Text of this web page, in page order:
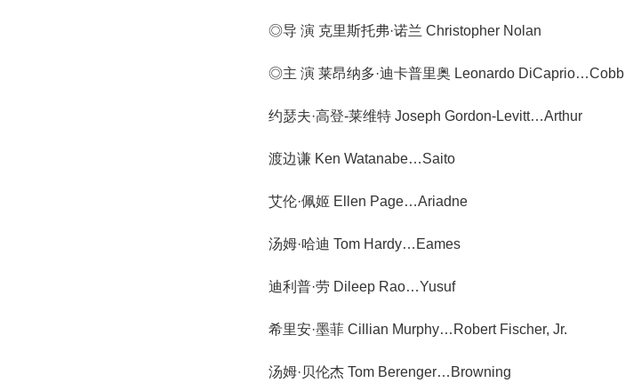
◎导 演 克里斯托弗·诺兰 Christopher Nolan
◎主 演 莱昂纳多·迪卡普里奥 Leonardo DiCaprio…Cobb
约瑟夫·高登-莱维特 Joseph Gordon-Levitt…Arthur
渡边谦 Ken Watanabe…Saito
艾伦·佩姬 Ellen Page…Ariadne
汤姆·哈迪 Tom Hardy…Eames
迪利普·劳 Dileep Rao…Yusuf
希里安·墨菲 Cillian Murphy…Robert Fischer, Jr.
汤姆·贝伦杰 Tom Berenger…Browning